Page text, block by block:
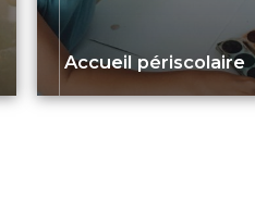
Accueil périscolaire